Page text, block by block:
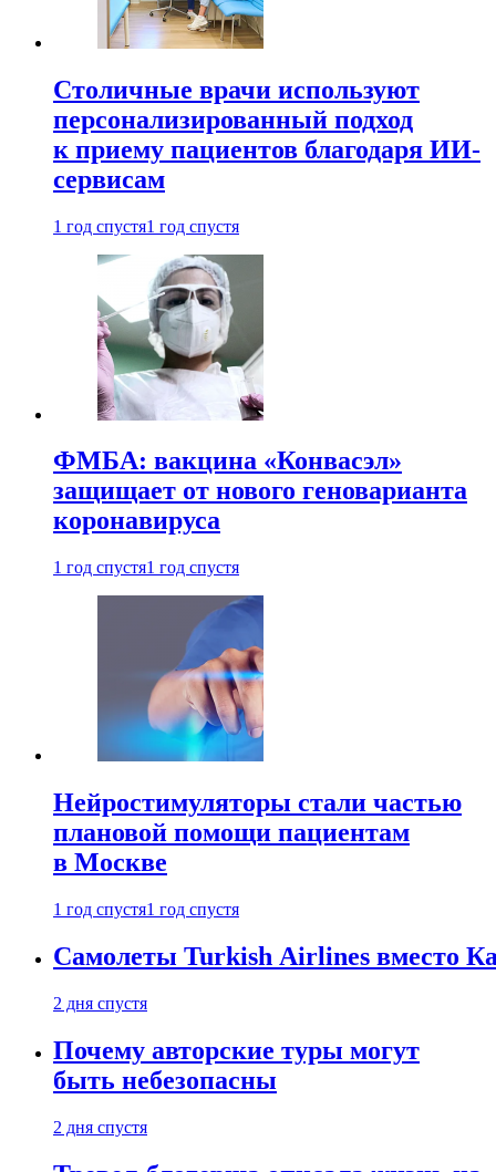
Столичные врачи используют
персонализированный подход
к приему пациентов благодаря ИИ-
сервисам
1 год спустя1 год спустя
ФМБА: вакцина «Конвасэл»
защищает от нового геноварианта
коронавируса
1 год спустя1 год спустя
Нейростимуляторы стали частью
плановой помощи пациентам
в Москве
1 год спустя1 год спустя
Самолеты Turkish Airlines вместо
2 дня спустя
Почему авторские туры могут
быть небезопасны
2 дня спустя